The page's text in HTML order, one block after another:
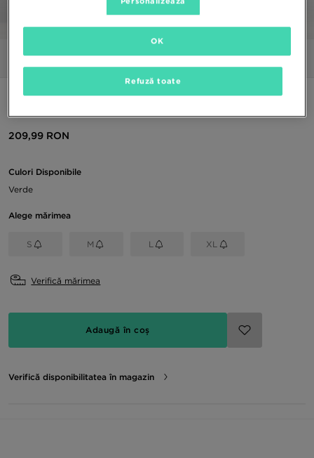
Poze Video
THE NORTH FACE PANTALONI TEK PANT ANTH/WHT
209,99 RON
Culori Disponibile
Verde
Alege mărimea
S M L XL
Verifică mărimea
Adaugă în coș
Verifică disponibilitatea în magazin
Refuză toate
OK